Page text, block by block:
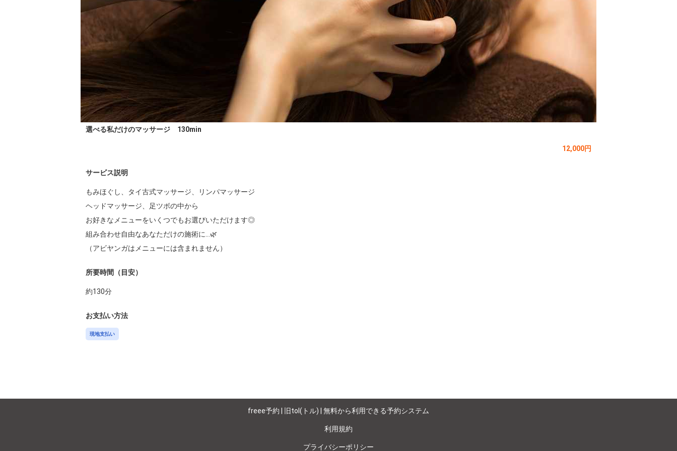
選べる私だけのマッサージ 130min
12,000円
サービス説明
もみほぐし、タイ古式マッサージ、リンパマッサージ
ヘッドマッサージ、足ツボの中から
お好きなメニューをいくつでもお選びいただけます◎
組み合わせ自由なあなただけの施術に…🌿
（アビヤンガはメニューには含まれません）
所要時間（目安）
約130分
お支払い方法
現地支払い
freee予約 | 旧tol(トル) | 無料から利用できる予約システム
利用規約
プライバシーポリシー